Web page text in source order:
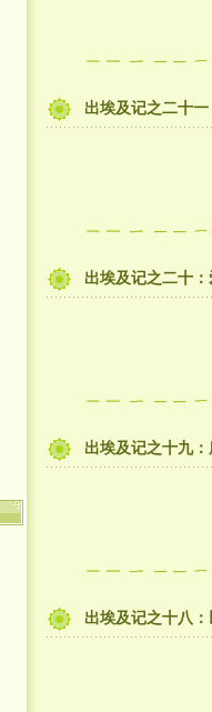
出埃及记之二十
出埃及记之二十
出埃及记之十九
出埃及记之十八